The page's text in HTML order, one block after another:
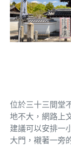
位於三十三間堂
地不大，網路上
建議可以安排一
大門，襯著一旁